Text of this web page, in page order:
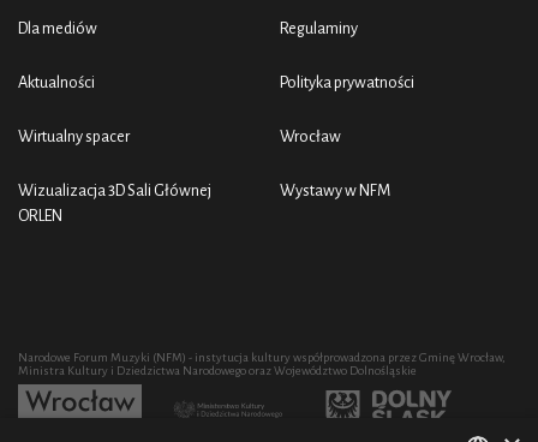
Dla mediów
Aktualności
Wirtualny spacer
Wizualizacja 3D Sali Głównej
ORLEN
Regulaminy
Polityka prywatności
Wrocław
Wystawy w NFM
Narodowe Forum Muzyki (NFM) - instytucja kultury współprowadzona przez Gminę Wrocław,
Ministra Kultury i Dziedzictwa Narodowego oraz Województwo Dolnośląskie